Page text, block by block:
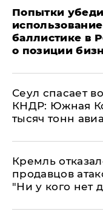
Попытки
баллистике в
о позиции
​Сеул спасает
КНДР: Южная
тысяч тонн
Кремль
продавцов
"Ни у кого нет